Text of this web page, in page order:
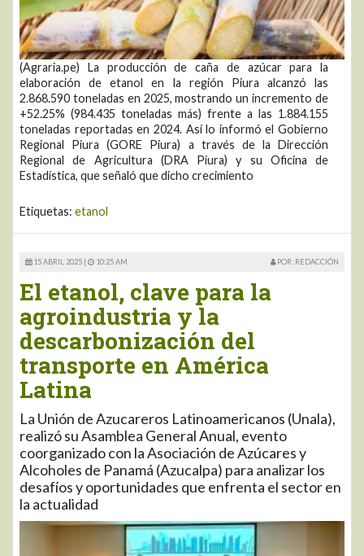
(Agraria.pe) La producción de caña de azúcar para la
elaboración de etanol en la región Piura alcanzó las
2.868.590 toneladas en 2025, mostrando un incremento de
+52.25% (984.435 toneladas más) frente a las 1.884.155
toneladas reportadas en 2024. Así lo informó el Gobierno
Regional Piura (GORE Piura) a través de la Dirección
Regional de Agricultura (DRA Piura) y su Oficina de
Estadística, que señaló que dicho crecimiento
Etiquetas: etanol
15 ABRIL 2025 | 10:25 AM POR: REDACCIÓN
El etanol, clave para la
agroindustria y la
descarbonización del
transporte en América
Latina
La Unión de Azucareros Latinoamericanos (Unala),
realizó su Asamblea General Anual, evento
coorganizado con la Asociación de Azúcares y
Alcoholes de Panamá (Azucalpa) para analizar los
desafíos y oportunidades que enfrenta el sector en
la actualidad